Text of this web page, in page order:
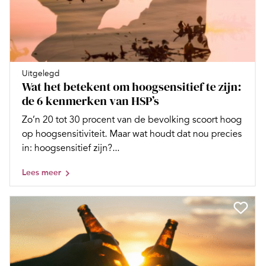
Uitgelegd
Wat het betekent om hoogsensitief te zijn:
de 6 kenmerken van HSP’s
Zo’n 20 tot 30 procent van de bevolking scoort hoog
op hoogsensitiviteit. Maar wat houdt dat nou precies
in: hoogsensitief zijn?...
Lees meer